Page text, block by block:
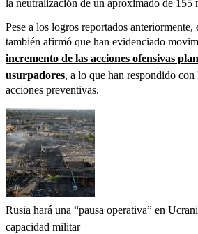
la neutralización de un aproximado de 155
Pese a los logros reportados
también afirmó que han evidenciado
incremento de las acciones ofensivas
usurpadores, a lo que han respondido
acciones preventivas.
Rusia hará una “pausa operativa” en
capacidad militar